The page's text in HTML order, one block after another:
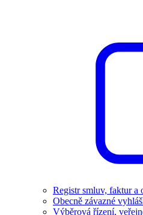
Registr smluv, faktur a
Obecně závazné
Výběrová řízení,